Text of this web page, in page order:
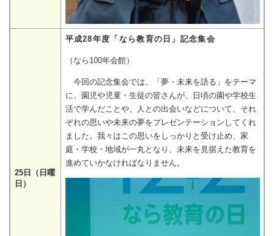
25日（日曜
日）
平成28年度「なら教育の日」記念集会
（なら100年会館）
今回の記念集会では、「夢・未来を語る」をテーマ
に、園児や児童・生徒の皆さんが、日頃の園や学校生
活で学んだことや、人との出会いなどについて、それ
ぞれの思いや未来の夢をプレゼンテーションしてくれ
ました。我々はこの思いをしっかりと受け止め、家
庭・学校・地域が一丸となり、未来を見据えた教育を
進めていかなければなりません。